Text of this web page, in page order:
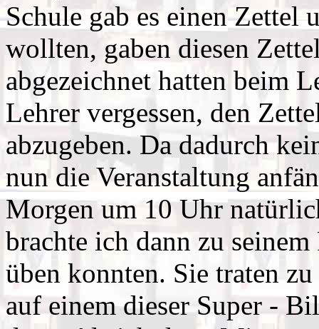
Schule gab es einen Zettel
wollten, gaben diesen
abgezeichnet hatten beim
Lehrer vergessen, den
abzugeben. Da dadurch
nun die Veranstaltung
Morgen um 10 Uhr
brachte ich dann zu
üben konnten. Sie traten
auf einem dieser Super -